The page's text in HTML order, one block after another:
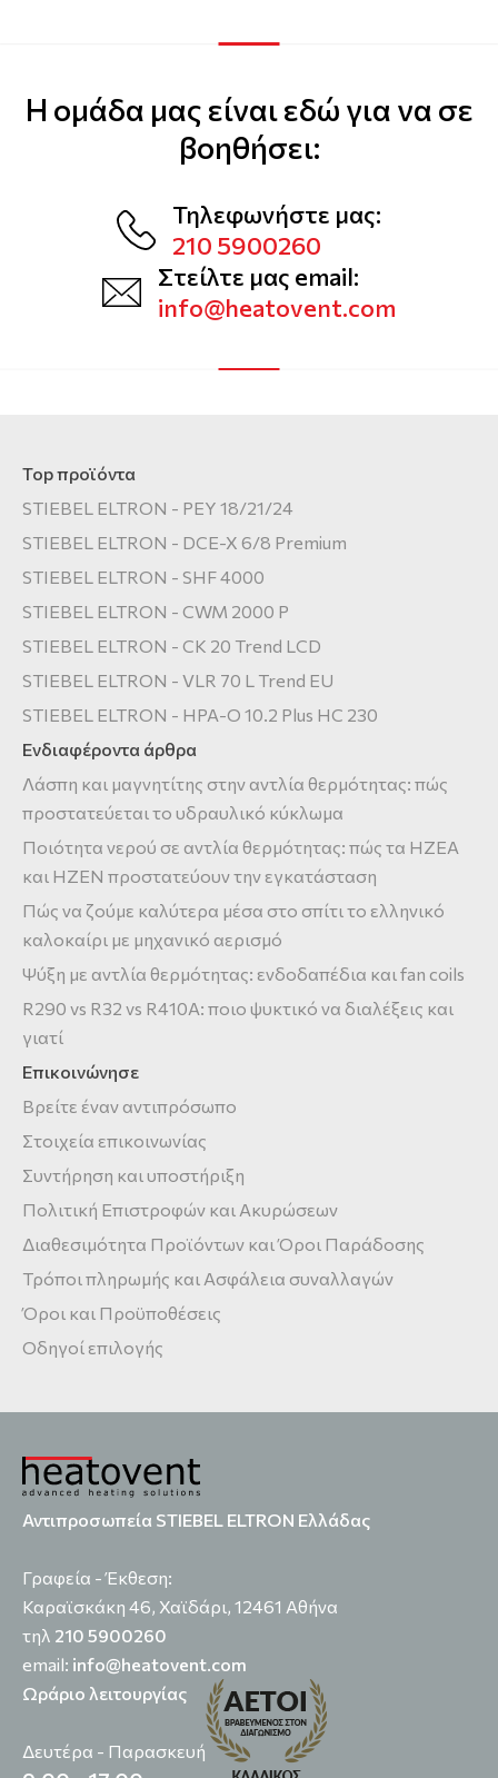
Η ομάδα μας είναι εδώ για να σε
βοηθήσει:
Τηλεφωνήστε μας:
210 5900260
Στείλτε μας email:
info@heatovent.com
Top προϊόντα
STIEBEL ELTRON - PEY 18/21/24
STIEBEL ELTRON - DCE-X 6/8 Premium
STIEBEL ELTRON - SHF 4000
STIEBEL ELTRON - CWM 2000 P
STIEBEL ELTRON - CK 20 Trend LCD
STIEBEL ELTRON - VLR 70 L Trend EU
STIEBEL ELTRON - HPA-O 10.2 Plus HC 230
Ενδιαφέροντα άρθρα
Λάσπη και μαγνητίτης στην αντλία θερμότητας: πώς
προστατεύεται το υδραυλικό κύκλωμα
Ποιότητα νερού σε αντλία θερμότητας: πώς τα HZEA
και HZEN προστατεύουν την εγκατάσταση
Πώς να ζούμε καλύτερα μέσα στο σπίτι το ελληνικό
καλοκαίρι με μηχανικό αερισμό
Ψύξη με αντλία θερμότητας: ενδοδαπέδια και fan coils
R290 vs R32 vs R410A: ποιο ψυκτικό να διαλέξεις και
γιατί
Επικοινώνησε
Βρείτε έναν αντιπρόσωπο
Στοιχεία επικοινωνίας
Συντήρηση και υποστήριξη
Πολιτική Επιστροφών και Ακυρώσεων
Διαθεσιμότητα Προϊόντων και Όροι Παράδοσης
Τρόποι πληρωμής και Ασφάλεια συναλλαγών
Όροι και Προϋποθέσεις
Οδηγοί επιλογής
Αντιπροσωπεία STIEBEL ELTRON Ελλάδας
Γραφεία - Έκθεση:
Καραϊσκάκη 46, Χαϊδάρι, 12461 Αθήνα
τηλ 210 5900260
email: info@heatovent.com
Ωράριο λειτουργίας
Δευτέρα - Παρασκευή